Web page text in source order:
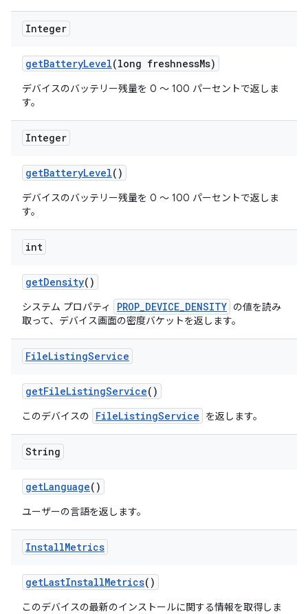
Integer
getBatteryLevel(long freshnessMs)
デバイスのバッテリー残量を 0 ～ 100 パーセントで返しま
す。
Integer
getBatteryLevel()
デバイスのバッテリー残量を 0 ～ 100 パーセントで返しま
す。
int
getDensity()
システム プロパティ PROP_DEVICE_DENSITY の値を読み
取って、デバイス画面の密度バケットを返します。
FileListingService
getFileListingService()
このデバイスの FileListingService を返します。
String
getLanguage()
ユーザーの言語を返します。
InstallMetrics
getLastInstallMetrics()
このデバイスの最新のインストールに関する情報を取得しま